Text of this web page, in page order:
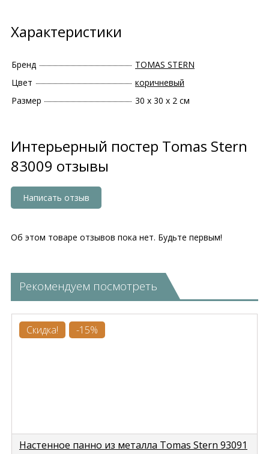
Характеристики
Бренд
TOMAS STERN
Цвет
коричневый
Размер
30 х 30 х 2 см
Интерьерный постер Tomas Stern
83009 отзывы
Написать отзыв
Об этом товаре отзывов пока нет. Будьте первым!
Рекомендуем посмотреть
Скидка! -15%
Настенное панно из металла Tomas Stern 93091